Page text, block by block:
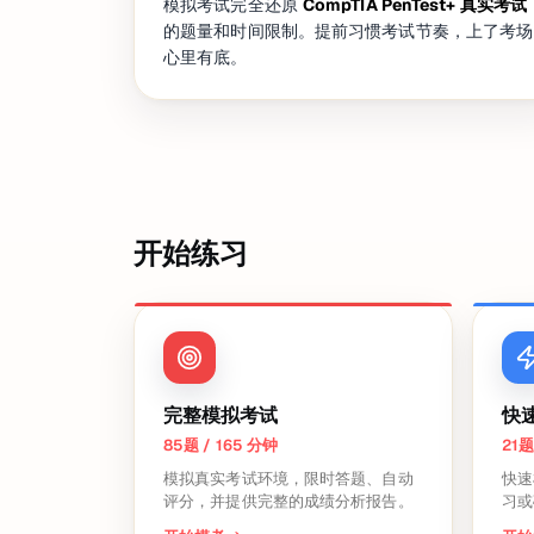
模拟考试完全还原 CompTIA PenTest+ 真实考试
的题量和时间限制。提前习惯考试节奏，上了考场
心里有底。
开始练习
完整模拟考试
85题 / 165 分钟
模拟真实考试环境，限时答题、自动
评分，并提供完整的成绩分析报告。
快
21
快
习